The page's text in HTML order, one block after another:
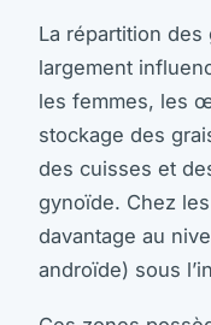
La répartition
largement
les femmes, les
stockage des
des cuisses et
gynoïde. Chez
davantage au
androïde) sous